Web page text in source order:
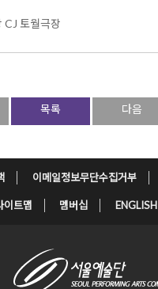
CJ 토월극장
목록 다음
이메일정보무단수집거부
이트맵 멤버십 ENGLISH